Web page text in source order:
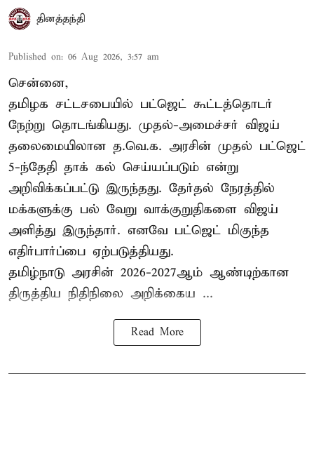
தினத்தந்தி
Published on: 06 Aug 2026, 3:57 am
சென்னை,
தமிழக சட்டசபையில் பட்ஜெட் கூட்டத்தொடர்
நேற்று தொடங்கியது. முதல்-அமைச்சர் விஜய்
தலைமையிலான த.வெ.க. அரசின் முதல் பட்ஜெட்
5-ந்தேதி தாக் கல் செய்யப்படும் என்று
அறிவிக்கப்பட்டு இருந்தது. தேர்தல் நேரத்தில்
மக்களுக்கு பல் வேறு வாக்குறுதிகளை விஜய்
அளித்து இருந்தார். எனவே பட்ஜெட் மிகுந்த
எதிர்பார்ப்பை ஏற்படுத்தியது.
தமிழ்நாடு அரசின் 2026-2027ஆம் ஆண்டிற்கான
திருத்திய நிதிநிலை அறிக்கைய ...
Read More